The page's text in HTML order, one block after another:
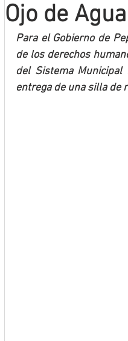
Ojo de Agua
Para el Gobierno de
de los derechos
del Sistema Municipal
entrega de una silla de